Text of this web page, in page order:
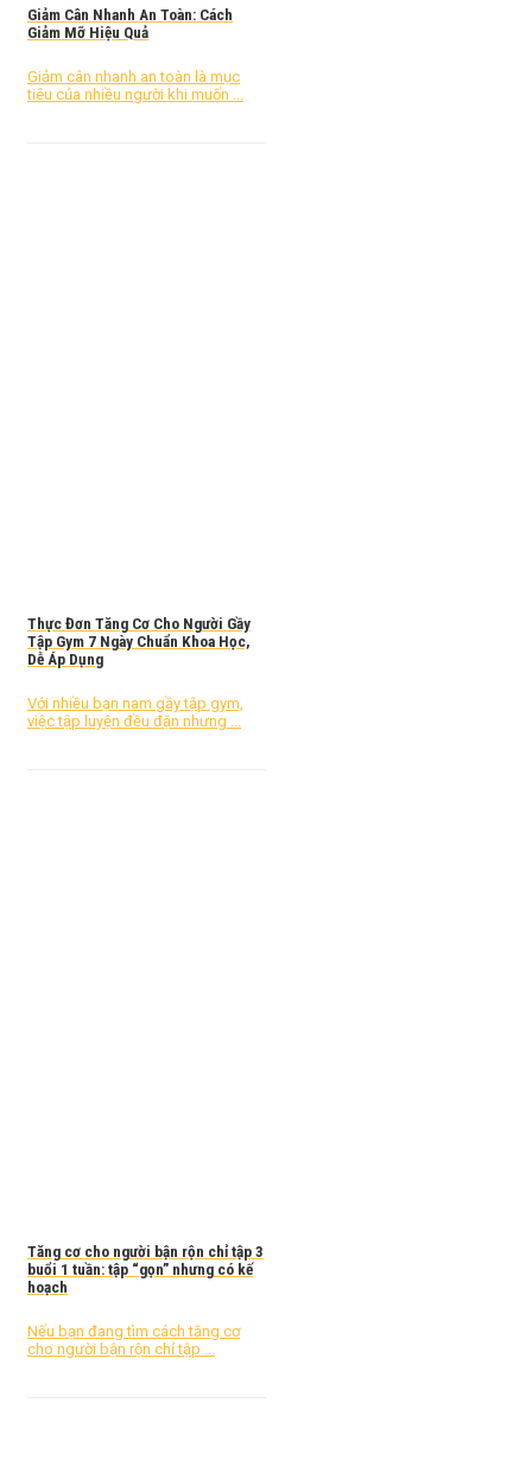
Giảm Cân Nhanh An Toàn: Cách
Giảm Mỡ Hiệu Quả
Giảm cân nhanh an toàn là mục
tiêu của nhiều người khi muốn ...
Thực Đơn Tăng Cơ Cho Người Gầy
Tập Gym 7 Ngày Chuẩn Khoa Học,
Dễ Áp Dụng
Với nhiều bạn nam gầy tập gym,
việc tập luyện đều đặn nhưng ...
Tăng cơ cho người bận rộn chỉ tập 3
buổi 1 tuần: tập “gọn” nhưng có kế
hoạch
Nếu bạn đang tìm cách tăng cơ
cho người bận rộn chỉ tập ...